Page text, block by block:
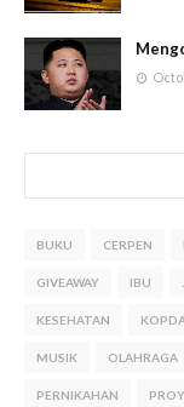
BUKU CERPEN
GIVEAWAY IBU
KESEHATAN
MUSIK OLAHRAGA
PERNIKAHAN